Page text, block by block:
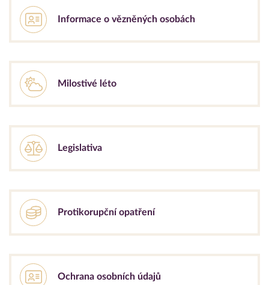
Informace o vězněných osobách
Milostivé léto
Legislativa
Protikorupční opatření
Ochrana osobních údajů